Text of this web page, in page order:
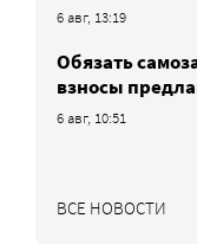
6 авг, 13:19
Обязать
взносы
6 авг, 10:51
ВСЕ НОВОСТИ